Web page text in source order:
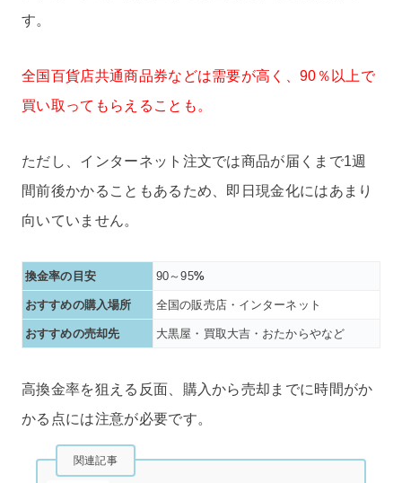
す。
全国百貨店共通商品券などは需要が高く、90％以上で
買い取ってもらえることも。
ただし、インターネット注文では商品が届くまで1週
間前後かかることもあるため、即日現金化にはあまり
向いていません。
換金率の目安 90～95%
おすすめの購入場所 全国の販売店・インターネット
おすすめの売却先 大黒屋・買取大吉・おたからやなど
高換金率を狙える反面、購入から売却までに時間がか
かる点には注意が必要です。
関連記事